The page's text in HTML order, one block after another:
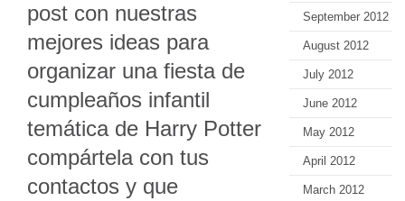
post con nuestras
mejores ideas para
organizar una fiesta de
cumpleaños infantil
temática de Harry Potter
compártela con tus
contactos y que
September 2012
August 2012
July 2012
June 2012
May 2012
April 2012
March 2012